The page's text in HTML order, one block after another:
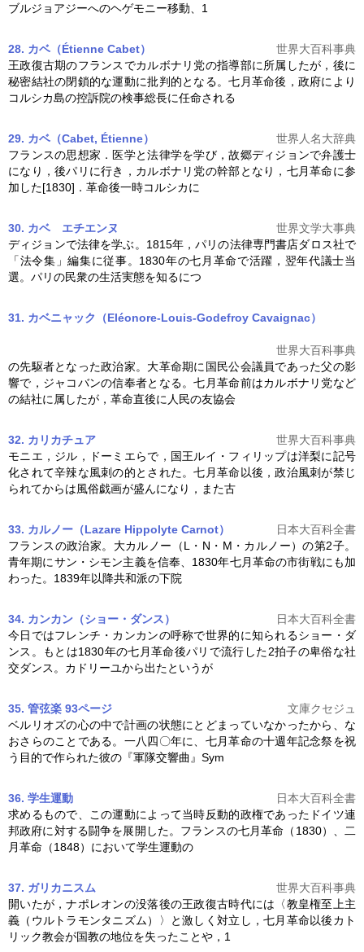
ブルジョアジーへのヘゲモニー移動、1
28. カベ（Étienne Cabet）
世界大百科事典
王政復古期のフランスでカルボナリ党の指導部に所属したが，後に
秘密結社の閉鎖的な運動に批判的となる。七月革命後，政府により
コルシカ島の控訴院の検事総長に任命される
29. カベ（Cabet, Étienne）
世界人名大辞典
フランスの思想家．医学と法律学を学び，故郷ディジョンで弁護士
になり，後パリに行き，カルボナリ党の幹部となり， 七月革命に参
加した[1830]．革命後一時コルシカに
30. カベ エチエンヌ
世界文学大事典
ディジョンで法律を学ぶ。1815年，パリの法律専門書店ダロス社で
「法令集」編集に従事。1830年の七月革命で活躍，翌年代議士当
選。パリの民衆の生活実態を知るにつ
31. カベニャック（Eléonore-Louis-Godefroy Cavaignac）
世界大百科事典
の先駆者となった政治家。大革命期に国民公会議員であった父の影
響で，ジャコバンの信奉者となる。七月革命前はカルボナリ党など
の結社に属したが，革命直後に人民の友協会
32. カリカチュア
世界大百科事典
モニエ，ジル，ドーミエらで，国王ルイ・フィリップは洋梨に記号
化されて辛辣な風刺の的とされた。七月革命以後，政治風刺が禁じ
られてからは風俗戯画が盛んになり，また古
33. カルノー（Lazare Hippolyte Carnot）
日本大百科全書
フランスの政治家。大カルノー（L・N・M・カルノー）の第2子。
青年期にサン・シモン主義を信奉、1830年七月革命の市街戦にも加
わった。1839年以降共和派の下院
34. カンカン（ショー・ダンス）
日本大百科全書
今日ではフレンチ・カンカンの呼称で世界的に知られるショー・ダ
ンス。もとは1830年の七月革命後パリで流行した2拍子の卑俗な社
交ダンス。カドリーユから出たというが
35. 管弦楽 93ページ
文庫クセジュ
ベルリオズの心の中で計画の状態にとどまっていなかったから、な
おさらのことである。一八四〇年に、 七月革命の十週年記念祭を祝
う目的で作られた彼の『軍隊交響曲』Sym
36. 学生運動
日本大百科全書
求めるもので、この運動によって当時反動的政権であったドイツ連
邦政府に対する闘争を展開した。フランスの七月革命 （1830）、二
月革命（1848）において学生運動の
37. ガリカニスム
世界大百科事典
開いたが，ナポレオンの没落後の王政復古時代には〈教皇権至上主
義（ウルトラモンタニズム）〉と激しく対立し，七月革命以後カト
リック教会が国教の地位を失ったことや，1